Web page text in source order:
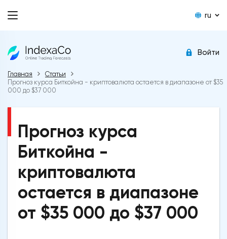
ru
Войти
Главная
Статьи
Прогноз курса Биткойна - криптовалюта остается в диапазоне от $35
000 до $37 000
Прогноз курса
Биткойна -
криптовалюта
остается в диапазоне
от $35 000 до $37 000